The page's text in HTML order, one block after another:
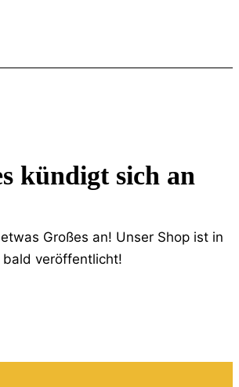
kündigt sich an
Großes an! Unser Shop ist in
veröffentlicht!